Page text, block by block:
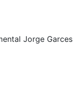
Jorge Garces